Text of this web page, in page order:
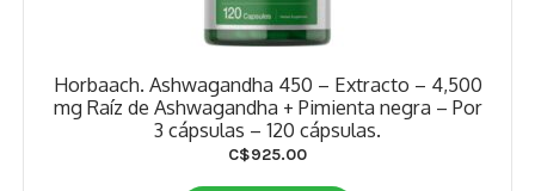
Horbaach. Ashwagandha 450 – Extracto – 4,500
mg Raíz de Ashwagandha + Pimienta negra – Por
3 cápsulas – 120 cápsulas.
C$925.00